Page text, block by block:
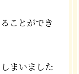
ことができ
まいました